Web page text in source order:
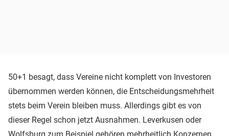
50+1 besagt, dass Vereine nicht komplett von Investoren
übernommen werden können, die Entscheidungsmehrheit
stets beim Verein bleiben muss. Allerdings gibt es von
dieser Regel schon jetzt Ausnahmen. Leverkusen oder
Wolfsburg zum Beispiel gehören mehrheitlich Konzernen.